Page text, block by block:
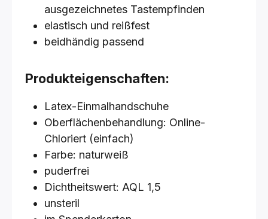
ausgezeichnetes Tastempfinden
elastisch und reißfest
beidhändig passend
Produkteigenschaften:
Latex-Einmalhandschuhe
Oberflächenbehandlung: Online-
Chloriert (einfach)
Farbe: naturweiß
puderfrei
Dichtheitswert: AQL 1,5
unsteril